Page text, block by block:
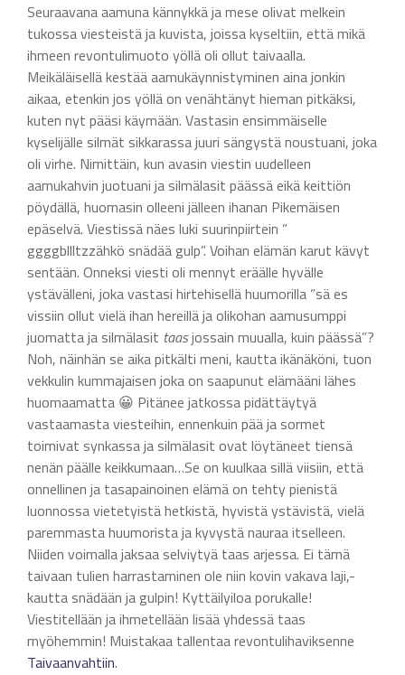
Seuraavana aamuna kännykkä ja mese olivat melkein
tukossa viesteistä ja kuvista, joissa kyseltiin, että mikä
ihmeen revontulimuoto yöllä oli ollut taivaalla.
Meikäläisellä kestää aamukäynnistyminen aina jonkin
aikaa, etenkin jos yöllä on venähtänyt hieman pitkäksi,
kuten nyt pääsi käymään. Vastasin ensimmäiselle
kyselijälle silmät sikkarassa juuri sängystä noustuani, joka
oli virhe. Nimittäin, kun avasin viestin uudelleen
aamukahvin juotuani ja silmälasit päässä eikä keittiön
pöydällä, huomasin olleeni jälleen ihanan Pikemäisen
epäselvä. Viestissä näes luki suurinpiirtein ”
ggggbllltzzähkö snädää gulp”. Voihan elämän karut kävyt
sentään. Onneksi viesti oli mennyt eräälle hyvälle
ystävälleni, joka vastasi hirtehisellä huumorilla ”sä es
vissiin ollut vielä ihan hereillä ja olikohan aamusumppi
juomatta ja silmälasit taasjossain muualla, kuin päässä”?
Noh, näinhän se aika pitkälti meni, kautta ikänäköni, tuon
vekkulin kummajaisen joka on saapunut elämääni lähes
huomaamatta 😀 Pitänee jatkossa pidättäytyä
vastaamasta viesteihin, ennenkuin pää ja sormet
toimivat synkassa ja silmälasit ovat löytäneet tiensä
nenän päälle keikkumaan…Se on kuulkaa sillä viisiin, että
onnellinen ja tasapainoinen elämä on tehty pienistä
luonnossa vietetyistä hetkistä, hyvistä ystävistä, vielä
paremmasta huumorista ja kyvystä nauraa itselleen.
Niiden voimalla jaksaa selviytyä taas arjessa. Ei tämä
taivaan tulien harrastaminen ole niin kovin vakava laji,-
kautta snädään ja gulpin! Kyttäilyiloa porukalle!
Viestitellään ja ihmetellään lisää yhdessä taas
myöhemmin! Muistakaa tallentaa revontulihaviksenne
Taivaanvahtiin.